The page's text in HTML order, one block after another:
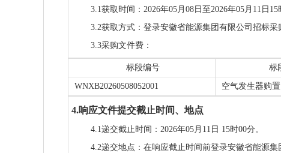
3.1获取时间：2026年05月08日至2026年05月11日
3.2获取方式：登录安徽省能源集团有限公司招标采
3.3采购文件费：
标段编号 标
WNXB20260508052001 空气发生器购置
4.响应文件提交截止时间、地点
4.1递交截止时间：2026年05月11日 15时00分。
4.2递交地点：在响应截止时间前登录安徽省能源